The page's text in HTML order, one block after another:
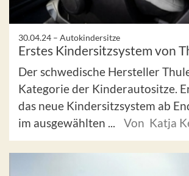
30.04.24 – Autokindersitze
Erstes Kindersitzsystem von
Der schwedische Hersteller
Kategorie der Kinderautositze.
das neue Kindersitzsystem ab
im ausgewählten ...
Von Katja